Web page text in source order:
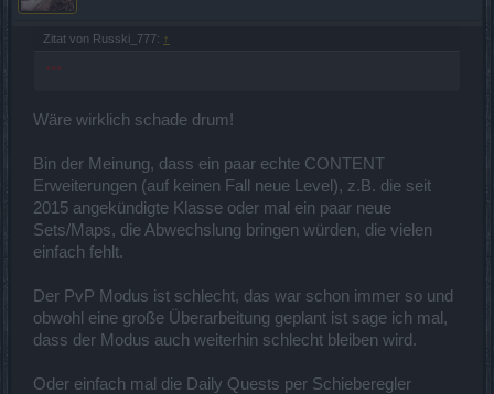
Zitat von Russki_777: ↑
***
Wäre wirklich schade drum!
Bin der Meinung, dass ein paar echte CONTENT
Erweiterungen (auf keinen Fall neue Level), z.B. die seit
2015 angekündigte Klasse oder mal ein paar neue
Sets/Maps, die Abwechslung bringen würden, die vielen
einfach fehlt.
Der PvP Modus ist schlecht, das war schon immer so und
obwohl eine große Überarbeitung geplant ist sage ich mal,
dass der Modus auch weiterhin schlecht bleiben wird.
Oder einfach mal die Daily Quests per Schieberegler